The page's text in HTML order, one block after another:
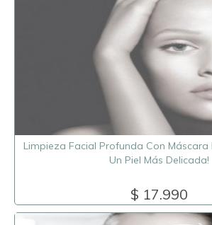
Limpieza Facial Profunda Con Máscara
Un Piel Más Delicada!
$ 17.990